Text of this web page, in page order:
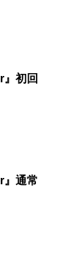
初回
』通常